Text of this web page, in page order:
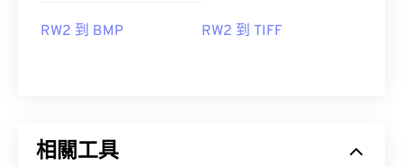
RW2 到 BMP RW2 到 TIFF
相關工具